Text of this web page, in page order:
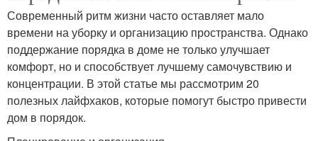
Современный ритм жизни часто оставляет мало
времени на уборку и организацию пространства. Однако
поддержание порядка в доме не только улучшает
комфорт, но и способствует лучшему самочувствию и
концентрации. В этой статье мы рассмотрим 20
полезных лайфхаков, которые помогут быстро привести
дом в порядок.